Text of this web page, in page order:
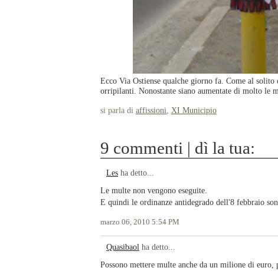
Ecco Via Ostiense qualche giorno fa. Come al
orripilanti. Nonostante siano aumentate di molto le
si parla di affissioni XI Municipio
9 commenti | dì la tua:
Les ha detto...
Le multe non vengono eseguite.
E quindi le ordinanze antidegrado dell'8 febbraio
marzo 06, 2010 5:54 PM
Quasibaol ha detto...
Possono mettere multe anche da un milione di